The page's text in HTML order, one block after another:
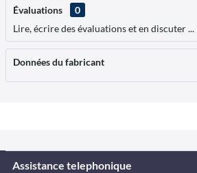
Évaluations
0
Lire, écrire des évaluations et en discuter ...
Données du fabricant
Assistance telephonique